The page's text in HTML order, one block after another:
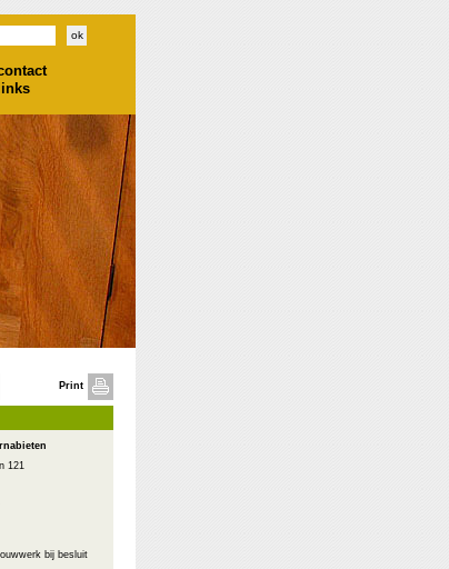
links
Print
121
bij besluit